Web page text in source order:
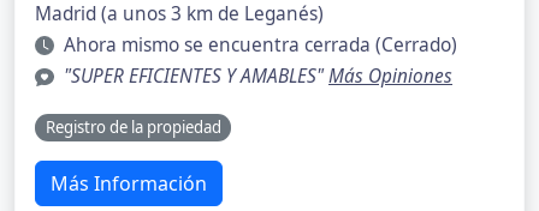
Madrid (a unos 3 km de Leganés)
Ahora mismo se encuentra cerrada (Cerrado)
"SUPER EFICIENTES Y AMABLES"Más Opiniones
Registro de la propiedad
Más Información